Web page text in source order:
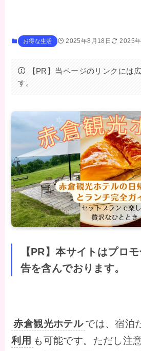
お得な生活 2025年8月18日 2025
【PR】当ページのリンクには
す。
【PR】本サイトはプロ
告を含んでおります。
赤倉観光ホテル では、宿泊
利用 も可能です。ただし注